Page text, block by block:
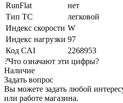
RunFlat
нет
Тип ТС
легковой
Индекс скорости W
Индекс нагрузки 97
Код CAI
2268953
?Что означают эти цифры?
Наличие
Задать вопрос
Вы можете задать любой
или работе магазина.